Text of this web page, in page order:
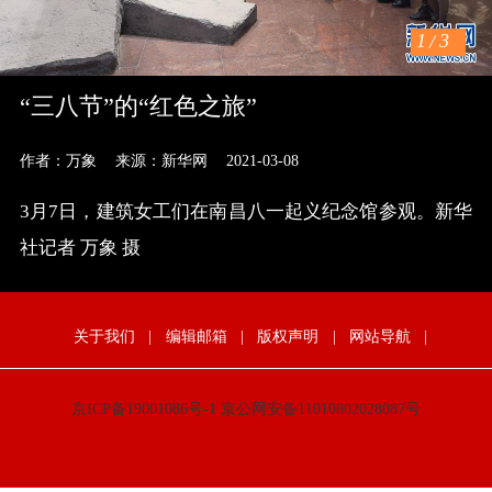
1 /3
“三八节”的“红色之旅”
作者：万象 来源：新华网 2021-03-08
3月7日，建筑女工们在南昌八一起义纪念馆参观。新华
社记者 万象 摄
关于我们 | 编辑邮箱 | 版权声明 | 网站导航 |
京ICP备19001086号-1 京公网安备11010802028087号